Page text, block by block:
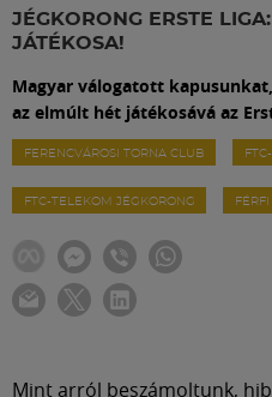
JÉGKORONG ERSTE
JÁTÉKOSA!
Magyar válogatott
az elmúlt hét játékosává az
FERENCVÁROSI TORNA CLUB
FTC-TELEKOM JÉGKORONG FÉRFI
Mint arról beszámoltunk,
Meccscenter
Klub
Szolgáltatások